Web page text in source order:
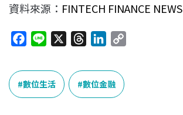
資料來源： FINTECH FINANCE NEWS
c
e
b
n
e
r
e
a
n
k
e
數位生活 數位金融